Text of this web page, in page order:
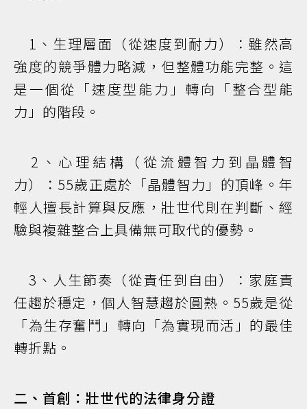
1、生理層面（從速度到耐力）：雖然高
強度的競爭體力略減，但整體功能完整。這
是一個從「速度型能力」轉向「整合型能
力」的階段。
2、心理結構（從流體智力到晶體智
力）：55歲正處於「晶體智力」的頂峰。年
輕人擅長計算與反應，壯世代則在判斷、經
驗與複雜整合上具備無可取代的優勢。
3、人生節奏（從責任到自由）：家庭責
任趨於穩定，個人智慧趨於圓熟。55歲是從
「為生存奮鬥」轉向「為實現而活」的最佳
轉折點。
二、首創：壯世代的法律身分證